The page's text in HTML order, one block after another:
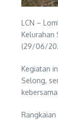
LCN –
Kelurahan
(29/06/
Kegiatan
Selong,